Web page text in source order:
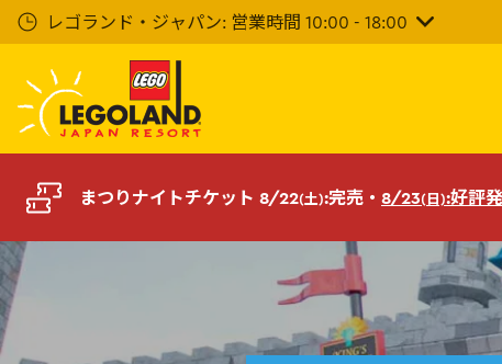
イ
レゴランド・ジャパン: 営業時間 10:00 - 18:00
まつりナイトチケット 8/22(土):完売・ 8/23(日):好評